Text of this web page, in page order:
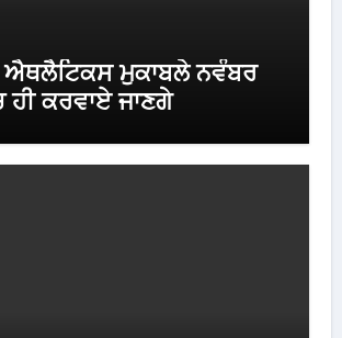
ਮੁਕਾਬਲੇ ਨਵੰਬਰ
ਹੀ ਕਰਵਾਏ ਜਾਣਗੇ